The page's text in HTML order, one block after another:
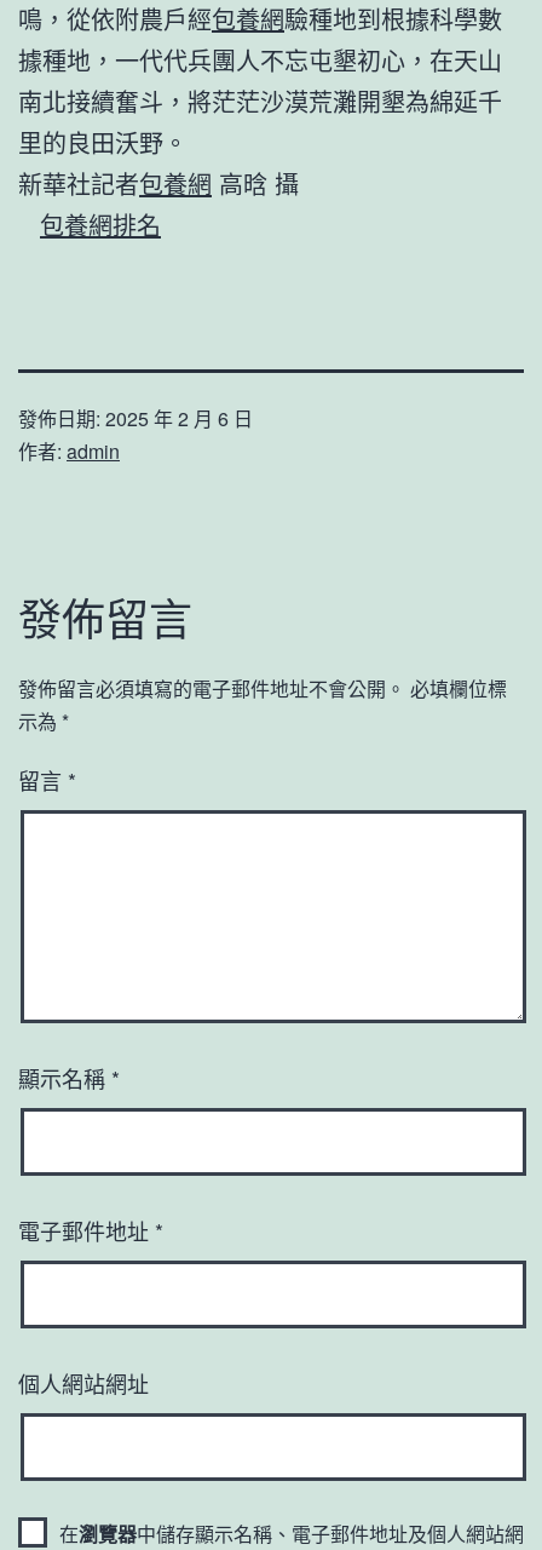
鳴，從依附農戶經包養網驗種地到根據科學數
據種地，一代代兵團人不忘屯墾初心，在天山
南北接續奮斗，將茫茫沙漠荒灘開墾為綿延千
里的良田沃野。
新華社記者包養網 高晗 攝
包養網排名
發佈日期: 2025 年 2 月 6 日
作者: admin
發佈留言
發佈留言必須填寫的電子郵件地址不會公開。 必填欄位標
示為 *
留言 *
顯示名稱 *
電子郵件地址 *
個人網站網址
在瀏覽器中儲存顯示名稱、電子郵件地址及個人網站網